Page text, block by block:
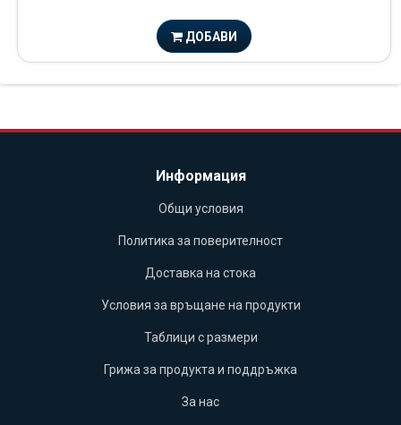
ДОБАВИ
Информация
Общи условия
Политика за поверителност
Доставка на стока
Условия за връщане на продукти
Таблици с размери
Грижа за продукта и поддръжка
За нас